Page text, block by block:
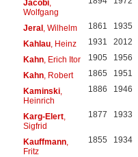
Jacobi,
Wolfgang
Jeral, Wilhelm 1861 1935
Kahlau, Heinz 1931 2012
Kahn, Erich Itor 1905 1956
Kahn, Robert 1865 1951
Kaminski,
Heinrich
1886 1946
Karg-Elert,
Sigfrid
1877 1933
Kauffmann,
Fritz
1855 1934